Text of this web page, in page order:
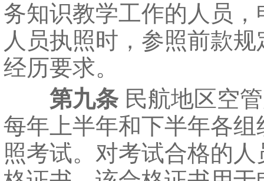
务知识教学工作的人员，
人员执照时，参照前款
经历要求。
第九条民航地区空
每年上半年和下半年各组
照考试。对考试合格的人